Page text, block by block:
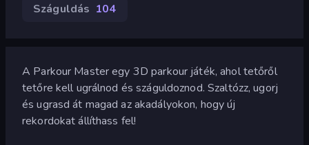
Száguldás 104
A Parkour Master egy 3D parkour játék, ahol tetőről
tetőre kell ugrálnod és száguldoznod. Szaltózz, ugorj
és ugrasd át magad az akadályokon, hogy új
rekordokat állíthass fel!